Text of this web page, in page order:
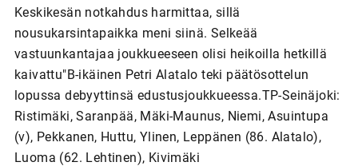
Keskikesän notkahdus harmittaa, sillä
nousukarsintapaikka meni siinä. Selkeää
vastuunkantajaa joukkueeseen olisi heikoilla hetkillä
kaivattu"B-ikäinen Petri Alatalo teki päätösottelun
lopussa debyyttinsä edustusjoukkueessa.TP-Seinäjoki:
Ristimäki, Saranpää, Mäki-Maunus, Niemi, Asuintupa
(v), Pekkanen, Huttu, Ylinen, Leppänen (86. Alatalo),
Luoma (62. Lehtinen), Kivimäki